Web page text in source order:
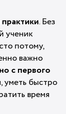
. Без
ученик
потому,
важно
с первого
уметь быстро
время